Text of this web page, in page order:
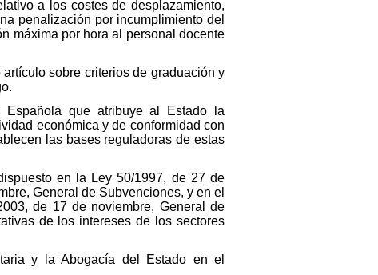
a los costes de desplazamiento,
penalización por incumplimiento del
máxima por hora al personal docente
sobre criterios de graduación y
que atribuye al Estado la
económica y de conformidad con
las bases reguladoras de estas
en la Ley 50/1997, de 27 de
General de Subvenciones, y en el
de 17 de noviembre, General de
de los intereses de los sectores
y la Abogacía del Estado en el